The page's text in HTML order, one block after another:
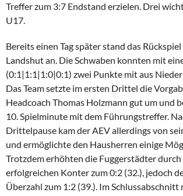
Treffer zum 3:7 Endstand erzielen. Drei
U17.
Bereits einen Tag später stand das
Landshut an. Die Schwaben konnten mit
(0:1|1:1|1:0|0:1) zwei Punkte mit aus
Das Team setzte im ersten Drittel die
Headcoach Thomas Holzmann gut um und
10. Spielminute mit dem Führungstreffer.
Drittelpause kam der AEV allerdings von
und ermöglichte den Hausherren einige
Trotzdem erhöhten die Fuggerstädter durch
erfolgreichen Konter zum 0:2 (32.), jedoch
Überzahl zum 1:2 (39.). Im Schlussabschnitt